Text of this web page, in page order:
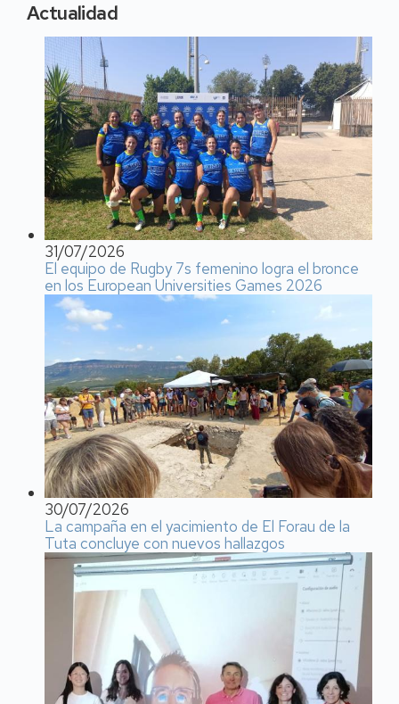
Actualidad
31/07/2026
El equipo de Rugby 7s femenino logra el bronce
en los European Universities Games 2026
30/07/2026
La campaña en el yacimiento de El Forau de la
Tuta concluye con nuevos hallazgos